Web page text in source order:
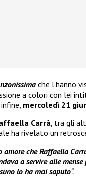
che l’hanno
a colori con lei
mercoledì 21
Carrà, tra gli
ha rivelato un
amore che Raffaella
a servire alle
lo ha mai saputo“.